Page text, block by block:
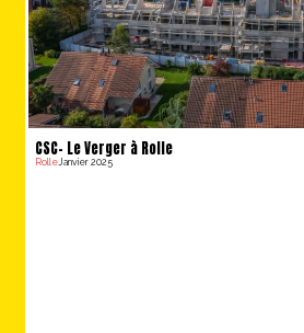
CSC- Le Verger à Rolle
Rolle Janvier 2025